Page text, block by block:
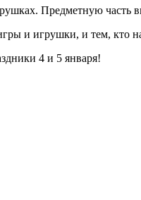
Предметную часть
и игрушки, и тем, кто
4 и 5 января!